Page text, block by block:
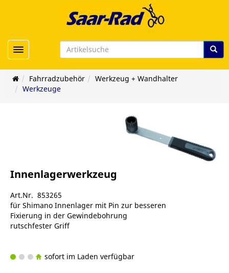
Toggle navigation
Fahrradzubehör
Werkzeug + Wandhalter
Werkzeuge
Innenlagerwerkzeug
Art.Nr. 853265
für Shimano Innenlager mit Pin zur besseren
Fixierung in der Gewindebohrung
rutschfester Griff
sofort im Laden verfügbar